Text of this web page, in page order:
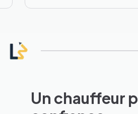
Un chauffeur